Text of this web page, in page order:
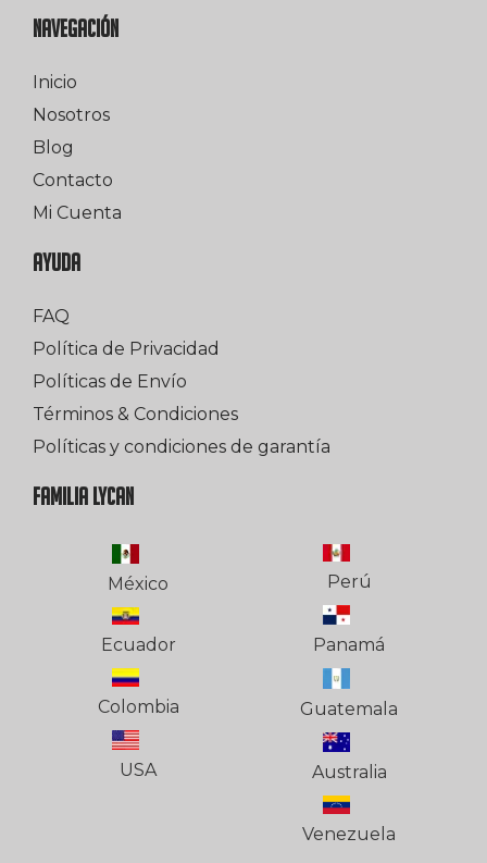
NAVEGACIÓN
Inicio
Nosotros
Blog
Contacto
Mi Cuenta
AYUDA
FAQ
Política de Privacidad
Políticas de Envío
Términos & Condiciones
Políticas y condiciones de garantía
FAMILIA LYCAN
México
Ecuador
Colombia
USA
Perú
Panamá
Guatemala
Australia
Venezuela